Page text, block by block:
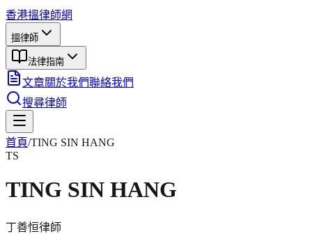
香港搵律師網
搵律師
法律指南
文章關於我們聯絡我們
搜尋律師
首頁/TING SIN HANG
TS
TING SIN HANG
丁善恒律師